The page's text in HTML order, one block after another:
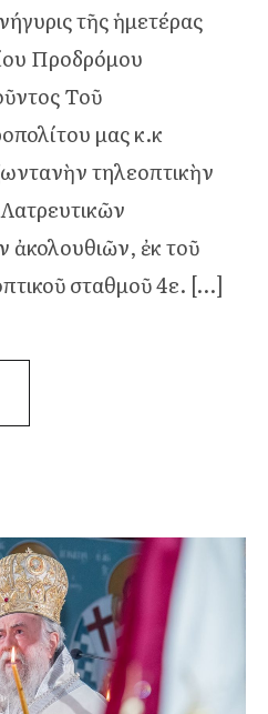
τῆς ἡμετέρας
Προδρόμου
Τοῦ
μας κ.κ
τηλεοπτικὴν
ἀκολουθιῶν, ἐκ τοῦ
σταθμοῦ 4ε. […]